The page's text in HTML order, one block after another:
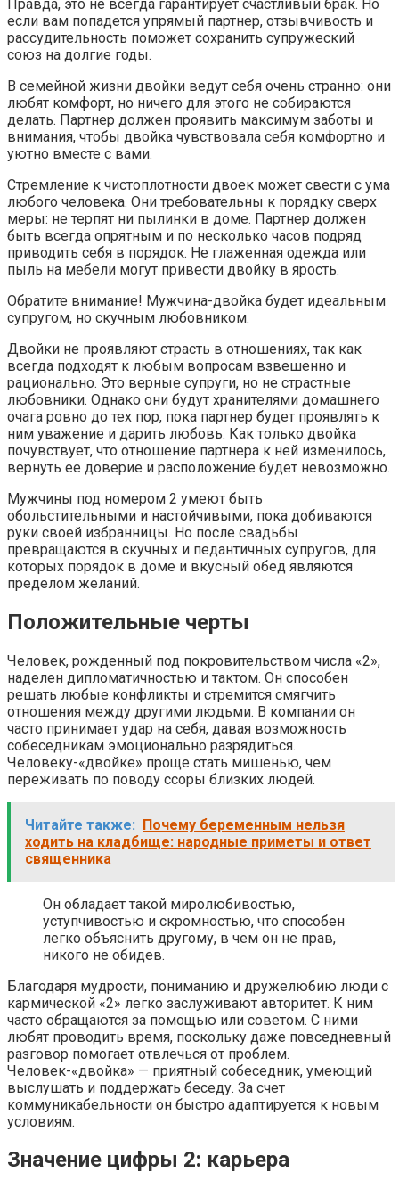
Правда, это не всегда гарантирует счастливый брак. Но
если вам попадется упрямый партнер, отзывчивость и
рассудительность поможет сохранить супружеский
союз на долгие годы.
В семейной жизни двойки ведут себя очень странно: они
любят комфорт, но ничего для этого не собираются
делать. Партнер должен проявить максимум заботы и
внимания, чтобы двойка чувствовала себя комфортно и
уютно вместе с вами.
Стремление к чистоплотности двоек может свести с ума
любого человека. Они требовательны к порядку сверх
меры: не терпят ни пылинки в доме. Партнер должен
быть всегда опрятным и по несколько часов подряд
приводить себя в порядок. Не глаженная одежда или
пыль на мебели могут привести двойку в ярость.
Обратите внимание! Мужчина-двойка будет идеальным
супругом, но скучным любовником.
Двойки не проявляют страсть в отношениях, так как
всегда подходят к любым вопросам взвешенно и
рационально. Это верные супруги, но не страстные
любовники. Однако они будут хранителями домашнего
очага ровно до тех пор, пока партнер будет проявлять к
ним уважение и дарить любовь. Как только двойка
почувствует, что отношение партнера к ней изменилось,
вернуть ее доверие и расположение будет невозможно.
Мужчины под номером 2 умеют быть
обольстительными и настойчивыми, пока добиваются
руки своей избранницы. Но после свадьбы
превращаются в скучных и педантичных супругов, для
которых порядок в доме и вкусный обед являются
пределом желаний.
Положительные черты
Человек, рожденный под покровительством числа «2»,
наделен дипломатичностью и тактом. Он способен
решать любые конфликты и стремится смягчить
отношения между другими людьми. В компании он
часто принимает удар на себя, давая возможность
собеседникам эмоционально разрядиться.
Человеку-«двойке» проще стать мишенью, чем
переживать по поводу ссоры близких людей.
Читайте также: Почему беременным нельзя
ходить на кладбище: народные приметы и ответ
священника
Он обладает такой миролюбивостью,
уступчивостью и скромностью, что способен
легко объяснить другому, в чем он не прав,
никого не обидев.
Благодаря мудрости, пониманию и дружелюбию люди с
кармической «2» легко заслуживают авторитет. К ним
часто обращаются за помощью или советом. С ними
любят проводить время, поскольку даже повседневный
разговор помогает отвлечься от проблем.
Человек-«двойка» — приятный собеседник, умеющий
выслушать и поддержать беседу. За счет
коммуникабельности он быстро адаптируется к новым
условиям.
Значение цифры 2: карьера